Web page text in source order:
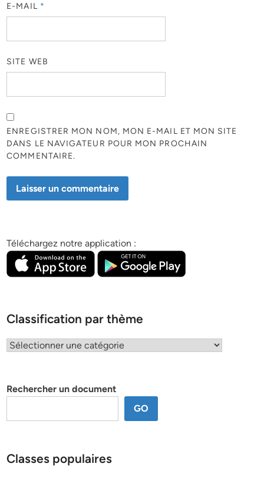
E-MAIL *
SITE WEB
ENREGISTRER MON NOM, MON E-MAIL ET MON SITE
DANS LE NAVIGATEUR POUR MON PROCHAIN
COMMENTAIRE.
Téléchargez notre application :
Classification par thème
Classification
Rechercher un document
GO
Classes populaires